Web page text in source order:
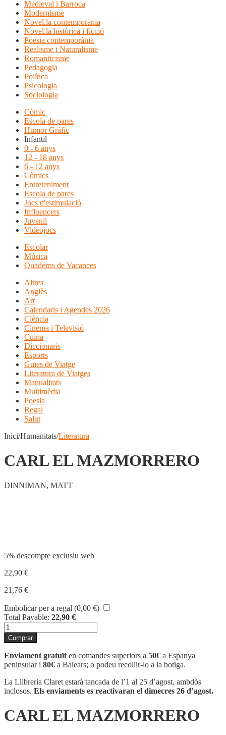
Medieval i Barroca
Modernisme
Novel.la contemporània
Novel.la històrica i ficció
Poesia contemporània
Realisme i Naturalisme
Romanticisme
Pedagogia
Política
Psicologia
Sociologia
Còmic
Escola de pares
Humor Gràfic
Infantil
0 - 6 anys
12 - 18 anys
6 - 12 anys
Còmics
Entreteniment
Escola de pares
Jocs d'estimulació
Influencers
Juvenil
Videojocs
Escolar
Música
Quaderns de Vacances
Altres
Anglès
Art
Calendaris i Agendes 2026
Ciència
Cinema i Televisió
Cuina
Diccionaris
Esports
Guies de Viatge
Literatura de Viatges
Manualitats
Multimèdia
Poesia
Regal
Salut
Inici/Humanitats/Literatura
CARL EL MAZMORRERO
DINNIMAN, MATT
5% descompte exclusiu web
22,90 €
21,76 €
Embolicar per a regal (0,00 €)
Total Payable: 22,90 €
quantitat
de
CARL
EL
MAZMORRERO
Comprar
Enviament gratuït en comandes superiors a 50€ a Espanya
peninsular i 80€ a Balears; o podeu recollir-lo a la botiga.
La Llibreria Claret estarà tancada de l’1 al 25 d’agost, ambdòs
inclosos. Els enviaments es reactivaran el dimecres 26 d’agost.
CARL EL MAZMORRERO